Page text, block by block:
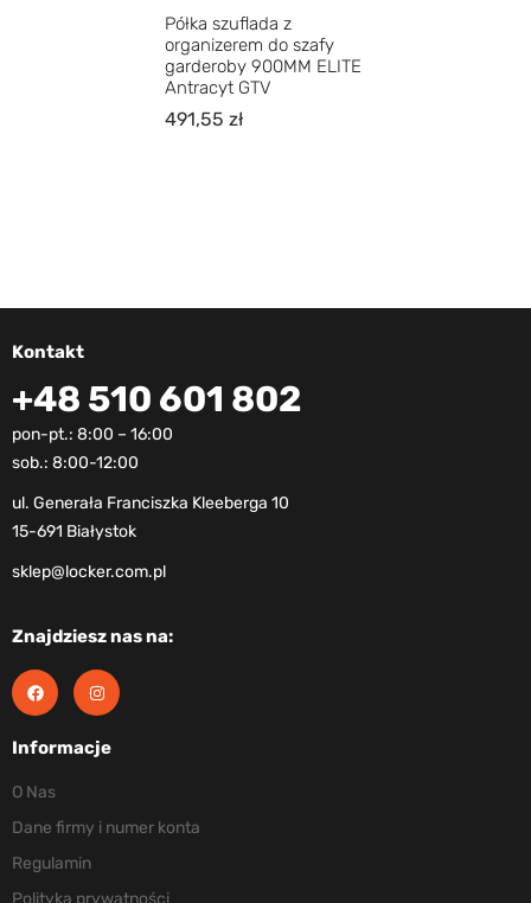
Półka szuflada z
organizerem do szafy
garderoby 900MM ELITE
Antracyt GTV
491,55zł
Kontakt
+48 510 601 802
pon-pt.: 8:00 – 16:00
sob.: 8:00-12:00
ul. Generała Franciszka Kleeberga 10
15-691 Białystok
sklep@locker.com.pl
Znajdziesz nas na:
Informacje
O Nas
Dane firmy i numer konta
Regulamin